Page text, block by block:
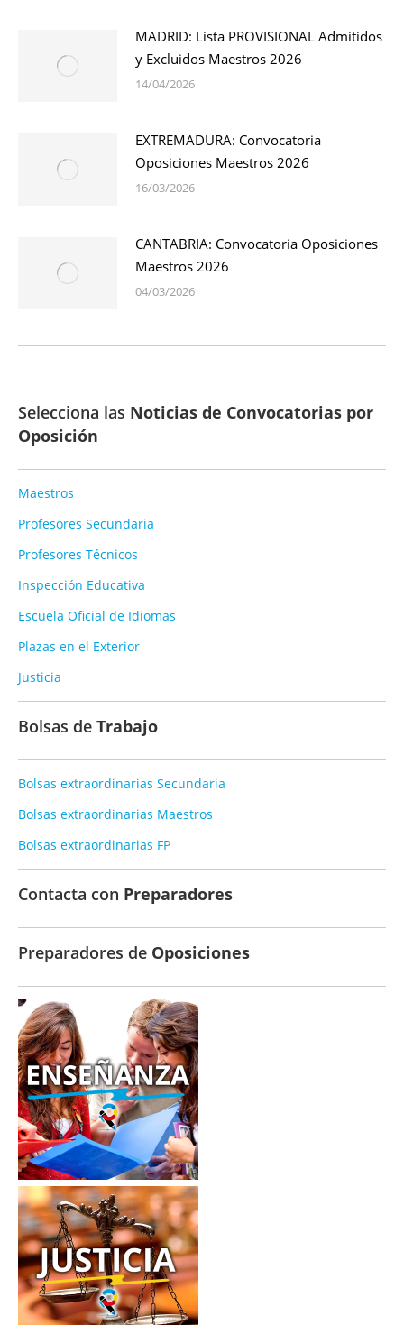
MADRID: Lista PROVISIONAL Admitidos
y Excluidos Maestros 2026
14/04/2026
EXTREMADURA: Convocatoria
Oposiciones Maestros 2026
16/03/2026
CANTABRIA: Convocatoria Oposiciones
Maestros 2026
04/03/2026
Selecciona las Noticias de Convocatorias por
Oposición
Maestros
Profesores Secundaria
Profesores Técnicos
Inspección Educativa
Escuela Oficial de Idiomas
Plazas en el Exterior
Justicia
Bolsas de Trabajo
Bolsas extraordinarias Secundaria
Bolsas extraordinarias Maestros
Bolsas extraordinarias FP
Contacta con Preparadores
Preparadores de Oposiciones